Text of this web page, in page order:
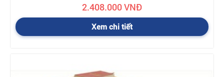
2.408.000 VNĐ
Xem chi tiết